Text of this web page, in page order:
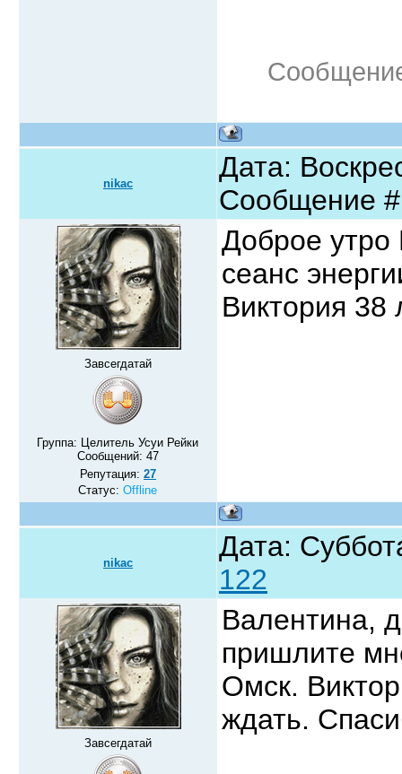
nikac
Дата:
Сообщение
Завсегдатай
Группа: Целитель Усуи Рейки
Сообщений: 47
Репутация: 27
Статус:Offline
Доброе утро
сеанс
Виктория 38
nikac
Дата:
122
Завсегдатай
Валентина,
пришлите
Омск.
ждать.